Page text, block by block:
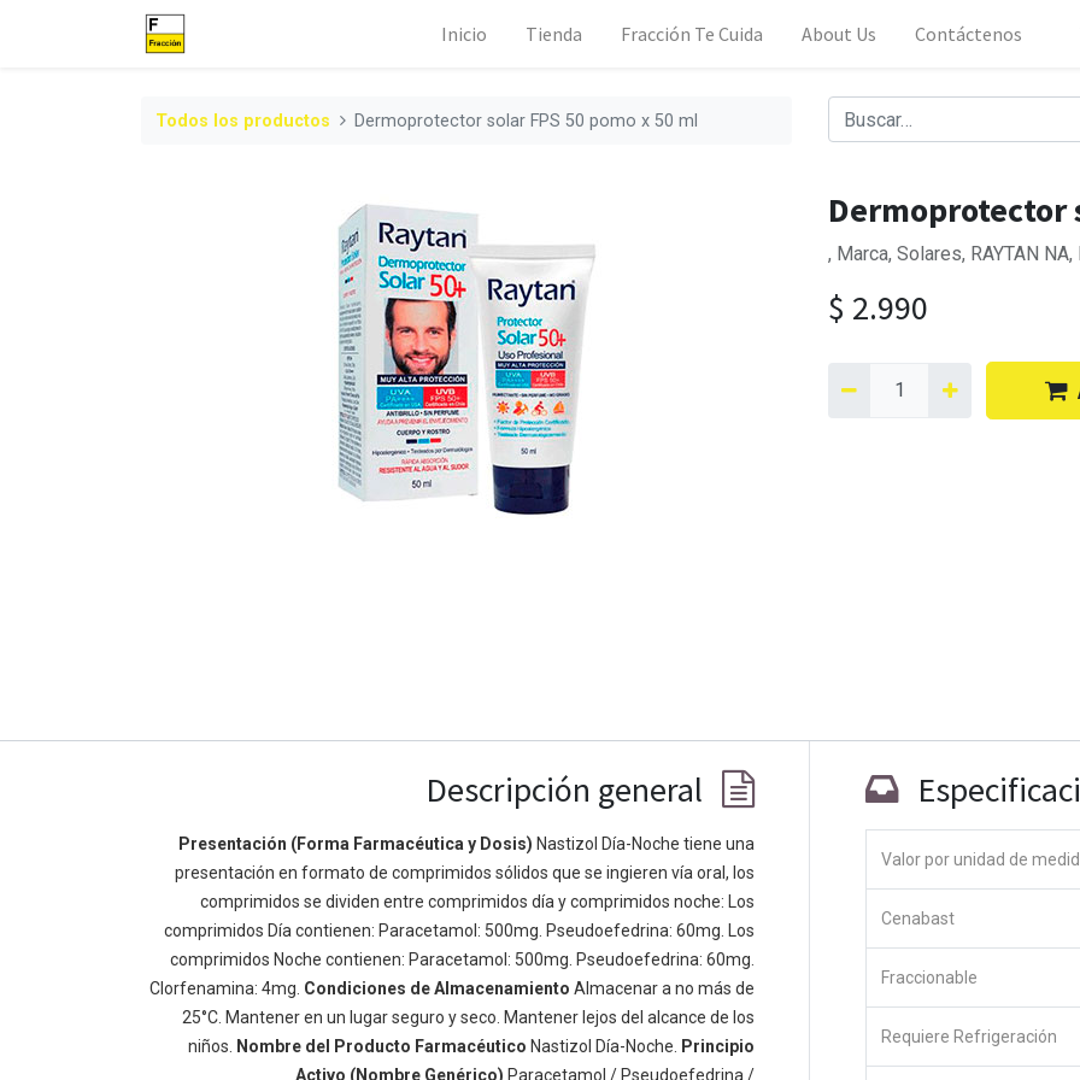
Inicio Tienda Fracción Te Cuida About Us Contáctenos
Todos los productos Dermoprotector solar FPS 50 pomo x 50 ml
Dermoprotector
, Marca, Solares, RAYTAN
$ 2.990
Descripción general
Presentación (Forma Farmacéutica y Dosis) Nastizol Día-Noche tiene una
presentación en formato de comprimidos sólidos que se ingieren vía oral, los
comprimidos se dividen entre comprimidos día y comprimidos noche: Los
comprimidos Día contienen: Paracetamol: 500mg. Pseudoefedrina: 60mg. Los
comprimidos Noche contienen: Paracetamol: 500mg. Pseudoefedrina: 60mg.
Clorfenamina: 4mg. Condiciones de Almacenamiento Almacenar a no más de
25°C. Mantener en un lugar seguro y seco. Mantener lejos del alcance de los
niños.
Nombre del Producto Farmacéutico Nastizol Día-Noche.
Principio
Activo (Nombre Genérico) Paracetamol / Pseudoefedrina /
Valor por unidad de
Cenabast
Fraccionable
Requiere Refrigeración
Enlaces de Ínteres
Inicio
Acerca de
Productos
Servicios
Política de privacidad
Acerca de
Somos un equipo de personas apasionadas cuyo objetivo es
mejorar la vida de todos a través de productos disruptivos.
Construimos grandes productos para resolver sus problemas
de negocio. Nuestros productos están diseñados para
pequeñas y medianas empresas dispuestas a optimizar su
rendimiento.